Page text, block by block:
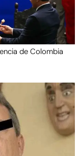
de Colombia